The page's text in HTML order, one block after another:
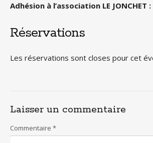
Adhésion à l’association LE JONCHET
Réservations
Les réservations sont closes pour cet
Laisser un commentaire
Commentaire *